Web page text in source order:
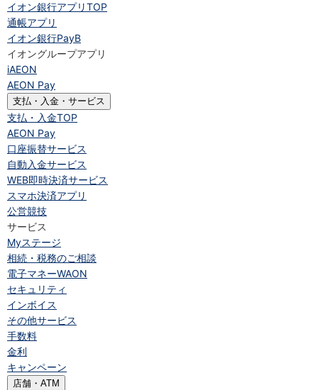
イオン銀行アプリTOP
通帳アプリ
イオン銀行PayB
イオングループアプリ
iAEON
AEON Pay
支払・入金・サービス
支払・入金TOP
AEON Pay
口座振替サービス
自動入金サービス
WEB即時決済サービス
スマホ決済アプリ
公営競技
サービス
Myステージ
相続・税務のご相談
電子マネーWAON
セキュリティ
インボイス
その他サービス
手数料
金利
キャンペーン
店舗・ATM